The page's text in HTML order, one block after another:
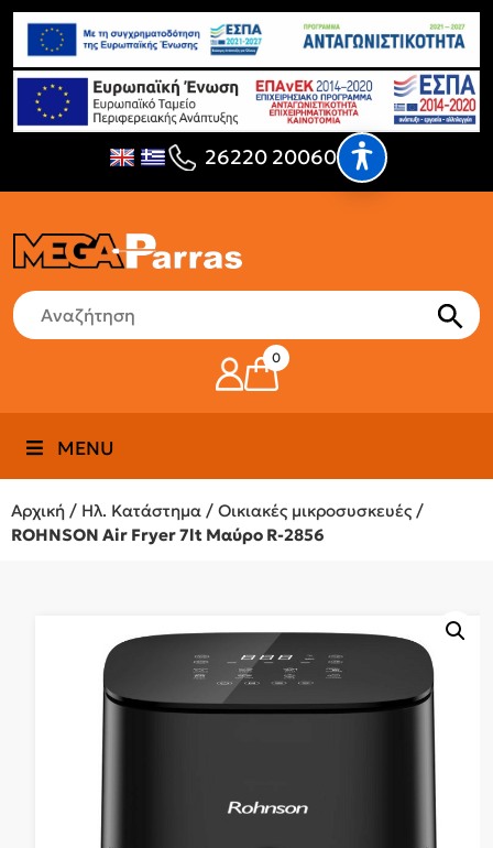
26220 20060
0
MENU
Αρχική / Ηλ. Κατάστημα / Οικιακές μικροσυσκευές /
ROHNSON Air Fryer 7lt Μαύρο R-2856